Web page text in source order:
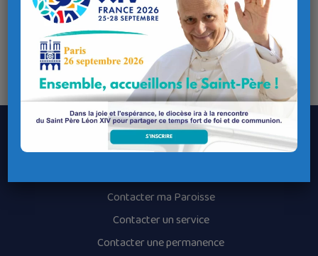
Grande tournée en france en 2025.
Samedi 1er novembre à 15h à l’abbaye Saint-Guénolé,
Landévennec
Libre participation.
Le Diocèse de Quimper et Léon
Contacter ma Paroisse
Contacter un service
Contacter une permanence